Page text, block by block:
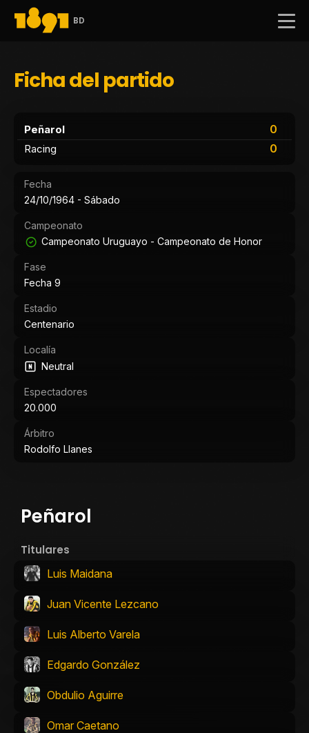
BD
Ficha del partido
Peñarol
0
0
Racing
Fecha
24/10/1964 - Sábado
Campeonato
Campeonato Uruguayo - Campeonato de Honor
Fase
Fecha 9
Estadio
Centenario
Localía
Neutral
Espectadores
20.000
Árbitro
Rodolfo Llanes
Peñarol
Titulares
Luis Maidana
Juan Vicente Lezcano
Luis Alberto Varela
Edgardo González
Obdulio Aguirre
Omar Caetano